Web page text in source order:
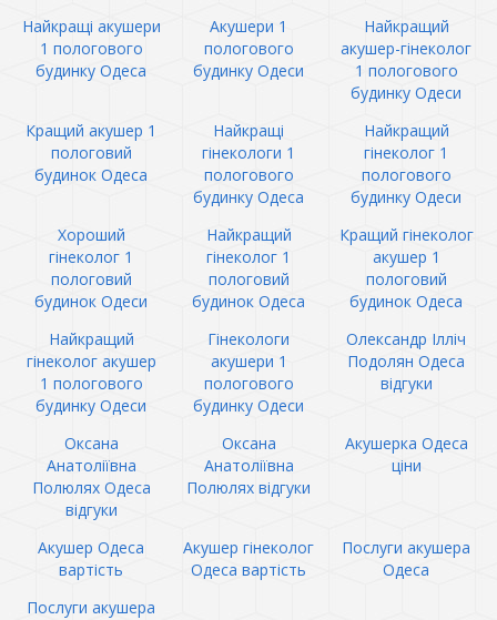
Найкращі акушери
1 пологового
будинку Одеса
Акушери 1
пологового
будинку Одеси
Найкращий
акушер-гінеколог
1 пологового
будинку Одеси
Кращий акушер 1
пологовий
будинок Одеса
Найкращі
гінекологи 1
пологового
будинку Одеса
Найкращий
гінеколог 1
пологового
будинку Одеси
Хороший
гінеколог 1
пологовий
будинок Одеси
Найкращий
гінеколог 1
пологовий
будинок Одеса
Кращий гінеколог
акушер 1
пологовий
будинок Одеса
Найкращий
гінеколог акушер
1 пологового
будинку Одеси
Гінекологи
акушери 1
пологового
будинку Одеси
Олександр Ілліч
Подолян Одеса
відгуки
Оксана
Анатоліївна
Полюлях Одеса
відгуки
Оксана
Анатоліївна
Полюлях відгуки
Акушерка Одеса
ціни
Акушер Одеса
вартість
Акушер гінеколог
Одеса вартість
Послуги акушера
Одеса
Послуги акушера